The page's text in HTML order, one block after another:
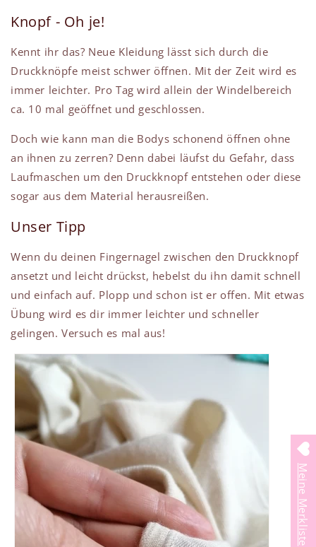
Knopf - Oh je!
Kennt ihr das? Neue Kleidung lässt sich durch die
Druckknöpfe meist schwer öffnen. Mit der Zeit wird es
immer leichter. Pro Tag wird allein der Windelbereich
ca. 10 mal geöffnet und geschlossen.
Doch wie kann man die Bodys schonend öffnen ohne
an ihnen zu zerren? Denn dabei läufst du Gefahr, dass
Laufmaschen um den Druckknopf entstehen oder diese
sogar aus dem Material herausreißen.
Unser Tipp
Wenn du deinen Fingernagel zwischen den Druckknopf
ansetzt und leicht drückst, hebelst du ihn damit schnell
und einfach auf. Plopp und schon ist er offen. Mit etwas
Übung wird es dir immer leichter und schneller
gelingen. Versuch es mal aus!
Meine Merkliste